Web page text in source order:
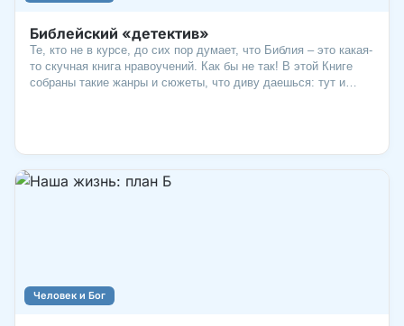
Библейский «детектив»
Те, кто не в курсе, до сих пор думает, что Библия – это какая-
то скучная книга нравоучений. Как бы не так! В этой Книге
собраны такие жанры и сюжеты, что диву даешься: тут и
Человек и Бог